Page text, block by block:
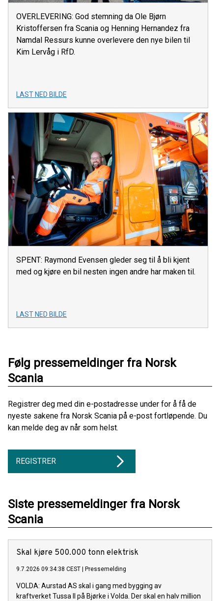
OVERLEVERING: God stemning da Ole Bjørn
Kristoffersen fra Scania og Henning Hernandez fra
Namdal Ressurs kunne overlevere den nye bilen til
Kim Lervåg i RfD.
LAST NED BILDE
SPENT: Raymond Evensen gleder seg til å bli kjent
med og kjøre en bil nesten ingen andre har maken til.
LAST NED BILDE
Følg pressemeldinger fra Norsk
Scania
Registrer deg med din e-postadresse under for å få de
nyeste sakene fra Norsk Scania på e-post fortløpende. Du
kan melde deg av når som helst.
REGISTRER
Siste pressemeldinger fra Norsk
Scania
Skal kjøre 500.000 tonn elektrisk
9.7.2026 09:34:38 CEST Pressemelding
VOLDA: Aurstad AS skal i gang med bygging av
kraftverket Tussa II på Bjørke i Volda. Der skal en halv million